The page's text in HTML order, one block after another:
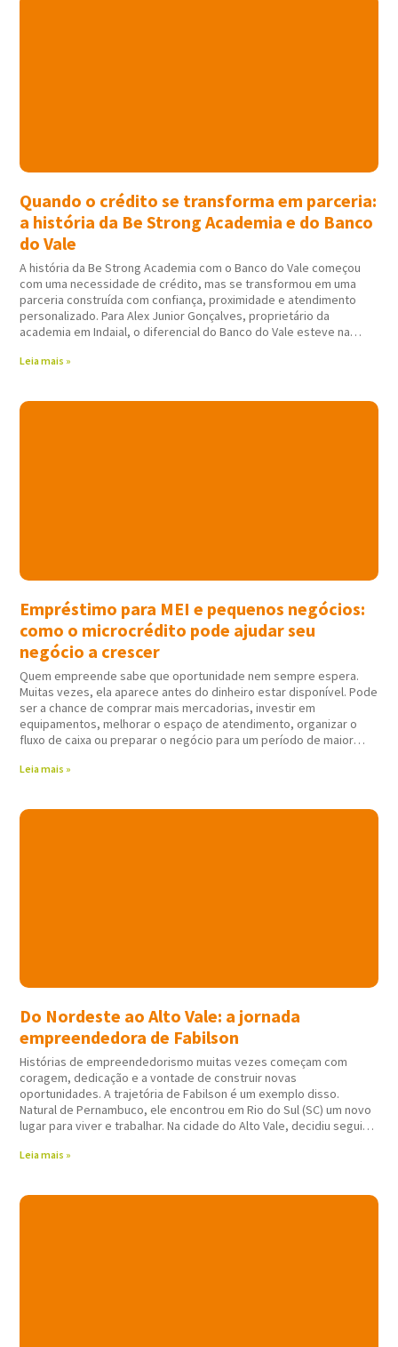
Quando o crédito se transforma em parceria:
a história da Be Strong Academia e do Banco
do Vale
A história da Be Strong Academia com o Banco do Vale começou
com uma necessidade de crédito, mas se transformou em uma
parceria construída com confiança, proximidade e atendimento
personalizado. Para Alex Junior Gonçalves, proprietário da
academia em Indaial, o diferencial do Banco do Vale esteve na
Leia mais »
Empréstimo para MEI e pequenos negócios:
como o microcrédito pode ajudar seu
negócio a crescer
Quem empreende sabe que oportunidade nem sempre espera.
Muitas vezes, ela aparece antes do dinheiro estar disponível. Pode
ser a chance de comprar mais mercadorias, investir em
equipamentos, melhorar o espaço de atendimento, organizar o
fluxo de caixa ou preparar o negócio para um período de maior
Leia mais »
Do Nordeste ao Alto Vale: a jornada
empreendedora de Fabilson
Histórias de empreendedorismo muitas vezes começam com
coragem, dedicação e a vontade de construir novas
oportunidades. A trajetória de Fabilson é um exemplo disso.
Natural de Pernambuco, ele encontrou em Rio do Sul (SC) um novo
lugar para viver e trabalhar. Na cidade do Alto Vale, decidiu seguir
Leia mais »